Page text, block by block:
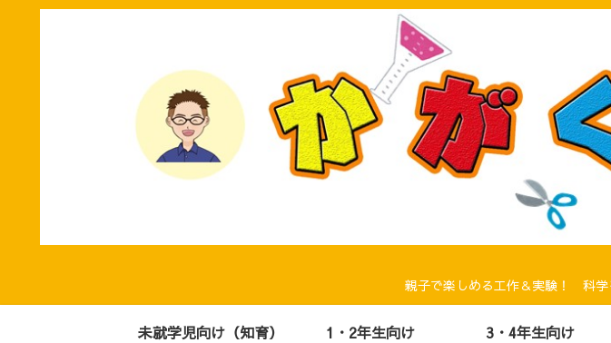
親子で楽しめる工作＆実験！ 科学
未就学児向け（知育） 1・2年生向け 3・4年生向け